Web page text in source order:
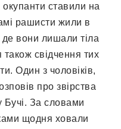
окупанти ставили на
рашисти жили в
де вони лишали тіла
також свідчення тих
Один з чоловіків,
про звірства
Бучі. За словами
щодня ховали